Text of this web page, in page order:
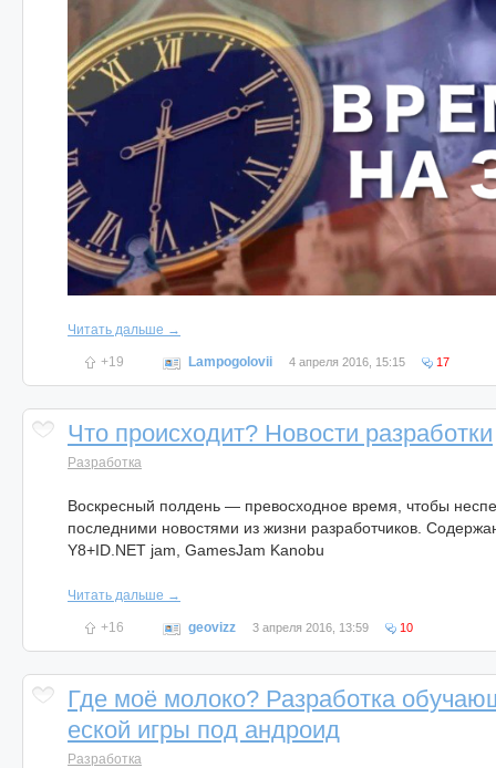
Читать дальше →
+19 Lampogolovii 4 апреля 2016, 15:15 17
Что происходит? Новости разработки
Разработка
Воскресный полдень — превосходное время, чтобы
последними новостями из жизни разработчиков.
Y8+ID.NET jam, GamesJam Kanobu
Читать дальше →
+16 geovizz 3 апреля 2016, 13:59 10
Где моё молоко? Разработка
еской игры под андроид
Разработка